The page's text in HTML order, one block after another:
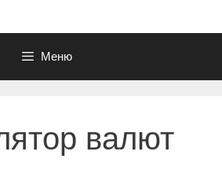
Меню
валют